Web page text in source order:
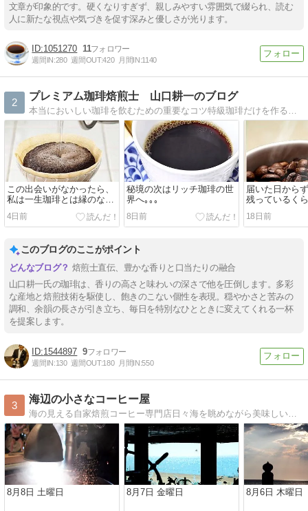
文章が印象的です。硬くなりすぎず、親しみやすい雰囲気で綴られ、読む
人に新たな視点や気づきを促す深みと優しさが光ります。
1051270 11
週間IN:280 週間OUT:420 月間IN:1140
2
プレミアム珈琲焙煎士 山口耕一のブログ
本当においしい珈琲を飲むための重要なコツ特級珈琲だけを作る職人 プレミアム珈琲焙煎士が、本当においしい珈琲について語る。
この出会いがなかったら、
私は一生珈琲とは縁のない
人生だったのではないか？
4日前
秘境の次はリッチ珈琲の世
界へ｡｡｡
8日前
届いた日から
残っているく
です珈琲のイ
った、めっち
18日前
このブログのここがポイント
焙煎士直伝、豊かな香りと口当たりの融合
山口耕一氏の珈琲は、香りの高さと味わいの深さで他を圧倒します。多彩
な産地と焙煎技術を駆使し、飽きのこない個性を表現。穏やかさと苦みの
調和、余韻の長さが引き立ち、毎日を特別なひとときに変えてくれる一杯
を提案します。
1544897 9
週間IN:130 週間OUT:180 月間IN:550
3
海辺の小さなコーヒー屋
海の見える自家焙煎コーヒー専門店日々海を眺めながら美味しいコーヒーを焙煎しています、その日その時の撮影をたのしんでいるうみぼうずのひとりごと
8月8日 土曜日 8月7日 金曜日 8月6日 木曜日